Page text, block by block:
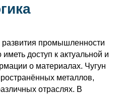
промышленности
доступ к актуальной и
о материалах. Чугун
металлов,
отраслях. В